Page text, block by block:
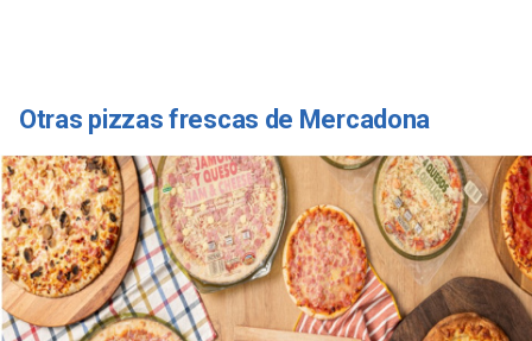
Otras pizzas frescas de Mercadona